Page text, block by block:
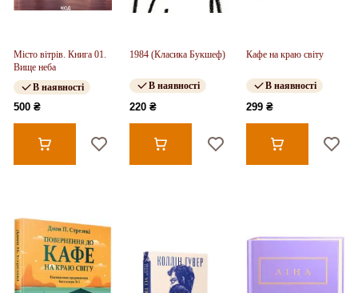
Місто вітрів. Книга 01.
Вище неба
В наявності
500 ₴
1984 (Класика Букшеф)
В наявності
220 ₴
Кафе на краю світу
В наявності
299 ₴